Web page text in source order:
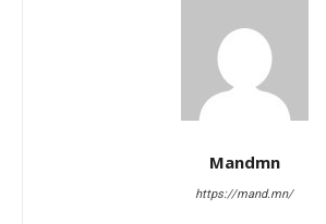
Mandmn
https://mand.mn/